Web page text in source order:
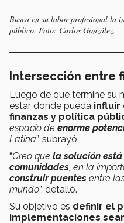
Busca en su labor profesional la
público. Foto: Carlos González.
Intersección entre
Luego de que termine su
estar donde pueda influir
finanzas y política
espacio de enorme
Latina”, subrayó.
“Creo que la solución
comunidades, en la
construir puentes entre
mundo”, detalló.
Su objetivo es definir el
implementaciones